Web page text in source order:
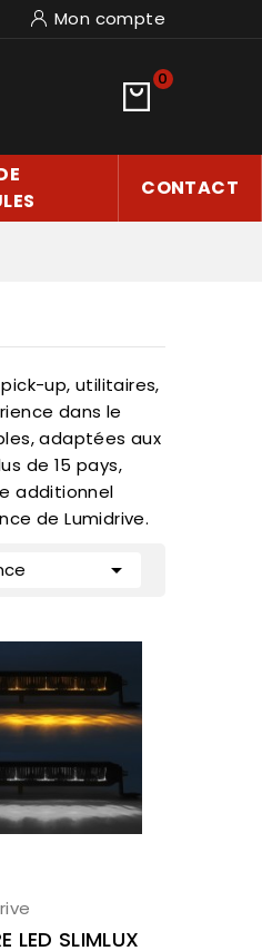
Mon compte
0
CONTACT
up, utilitaires,
dans le
adaptées aux
de 15 pays,
additionnel
de Lumidrive.

LED SLIMLUX